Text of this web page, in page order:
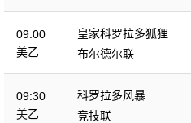
09:00
美乙
皇家科罗拉多狐狸
布尔德尔联
09:30
美乙
科罗拉多风暴
竞技联